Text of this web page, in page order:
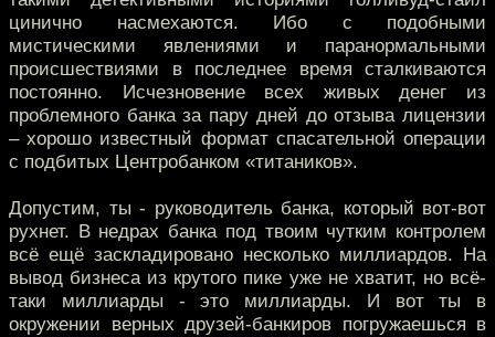
цинично насмехаются. Ибо с подобными
мистическими явлениями и паранормальными
происшествиями в последнее время сталкиваются
постоянно. Исчезновение всех живых денег из
проблемного банка за пару дней до отзыва лицензии
– хорошо известный формат спасательной операции
с подбитых Центробанком «титаников».
Допустим, ты - руководитель банка, который вот-вот
рухнет. В недрах банка под твоим чутким контролем
всё ещё заскладировано несколько миллиардов. На
вывод бизнеса из крутого пике уже не хватит, но всё-
таки миллиарды - это миллиарды. И вот ты в
окружении верных друзей-банкиров погружаешься в